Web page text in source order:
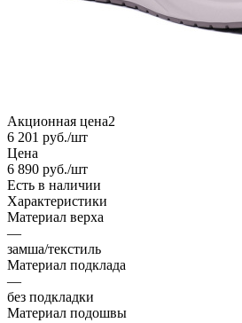
Акционная цена2
6 201 руб./шт
Цена
6 890 руб./шт
Есть в наличии
Характеристики
Материал верха
—
замша/текстиль
Материал подклада
—
без подкладки
Материал подошвы